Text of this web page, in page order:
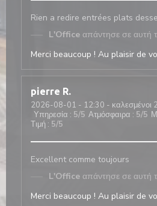
Rien a redire entrées plats
L'Office απάντησε σε αυτή
Merci beaucoup ! Au plaisir de
pierre R
2026-08-01 - 12:30 - καλεσμένοι 2
Υπηρεσία : 5/5 Ατμόσφαιρα : 5/5
Τιμή : 5/5
Excellent comme toujours
L'Office απάντησε σε αυτή
Merci beaucoup ! Au plaisir de